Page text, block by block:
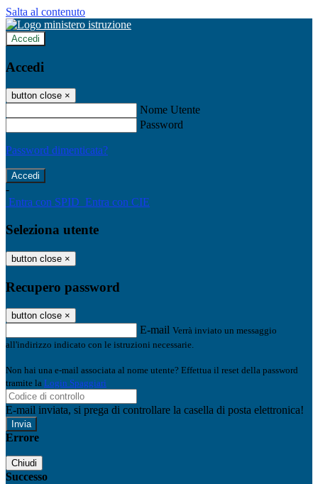
Salta al contenuto
Accedi
Accedi
button close ×
Nome Utente
Password
Password dimenticata?
-
Entra con SPID Entra con CIE
Seleziona utente
button close ×
Recupero password
button close ×
E-mail Verrà inviato un messaggio
all'indirizzo indicato con le istruzioni necessarie.
Non hai una e-mail associata al nome utente? Effettua il reset della password
tramite la Login Spaggiari
E-mail inviata, si prega di controllare la casella di posta elettronica!
Errore
Chiudi
Successo